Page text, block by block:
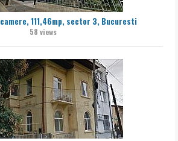
111,46mp, sector 3, Bucuresti
58 views